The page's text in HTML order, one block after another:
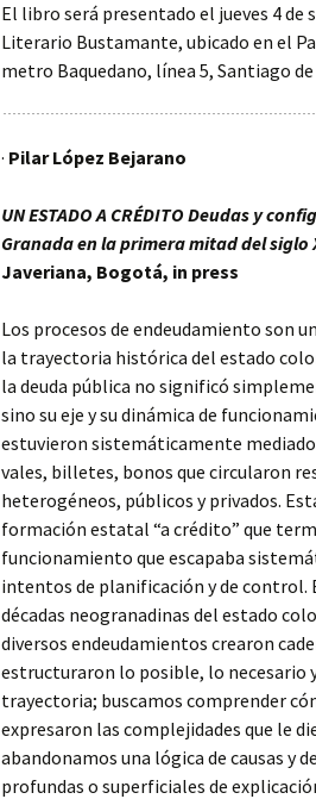
ESTATALES,
SOCIEDADES
AMÉRICA LATINA,
CONTROLAR EL
FISCALIDAD Y
CONSTRUCCIÓN
ESTATAL EN
LAS
DEL PROYECTO
El libro será presentado el jueves 4 de
Literario Bustamante, ubicado en el
metro Baquedano, línea 5, Santiago de
· Pilar López Bejarano
UN ESTADO A CRÉDITO Deudas y
Granada en la primera mitad del siglo
Javeriana, Bogotá, in press
Los procesos de endeudamiento son
la trayectoria histórica del estado
la deuda pública no significó
sino su eje y su dinámica de
estuvieron sistemáticamente
vales, billetes, bonos que circularon
heterogéneos, públicos y privados.
formación estatal “a crédito” que
funcionamiento que escapaba
intentos de planificación y de
décadas neogranadinas del estado
diversos endeudamientos crearon
estructuraron lo posible, lo necesario
trayectoria; buscamos comprender
expresaron las complejidades que le
abandonamos una lógica de causas y
profundas o superficiales de